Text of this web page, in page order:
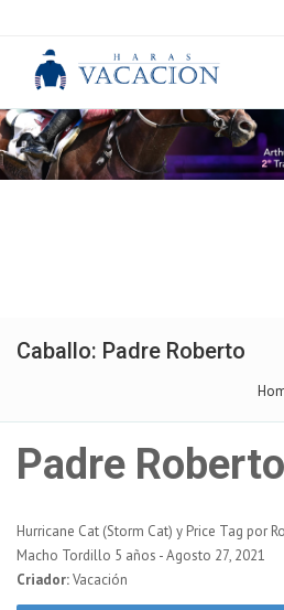
Caballo: Padre Roberto
Padre Roberto
Hurricane Cat (Storm Cat) y Price Tag por
Macho Tordillo 5 años - Agosto 27, 2021
Criador:Vacación